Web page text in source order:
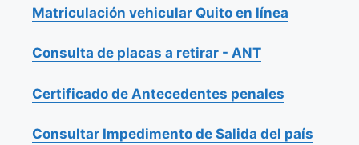
Matriculación vehicular Quito en línea
Consulta de placas a retirar - ANT
Certificado de Antecedentes penales
Consultar Impedimento de Salida del país